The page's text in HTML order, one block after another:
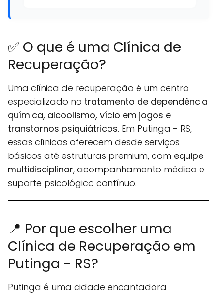
✅ O que é uma Clínica de
Recuperação?
Uma clínica de recuperação é um centro
especializado no tratamento de dependência
química, alcoolismo, vício em jogos e
transtornos psiquiátricos. Em Putinga - RS,
essas clínicas oferecem desde serviços
básicos até estruturas premium, com equipe
multidisciplinar, acompanhamento médico e
suporte psicológico contínuo.
📍 Por que escolher uma
Clínica de Recuperação em
Putinga - RS?
Putinga é uma cidade encantadora